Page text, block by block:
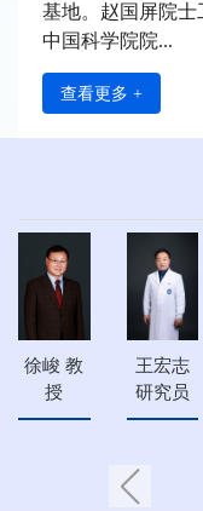
基地。赵国屏院士
中国科学院院...
查看更多 +
徐峻 教
授
王宏志
研究员